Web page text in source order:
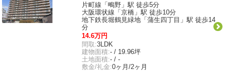
片町線「鴫野」駅 徒歩5分
大阪環状線「京橋」駅 徒歩10分
地下鉄長堀鶴見緑地「蒲生四丁目」駅 徒歩14
分
14.6万円
間取:3LDK
建物面積:- / 19.96坪
土地面積:- / -
敷金/礼金:0ヶ月/2ヶ月